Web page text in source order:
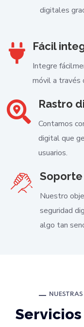
digitales
Fácil
Integre
móvil a través
Rastro
Contamos
digital que
usuarios.
Nuestro
seguridad
algo tan